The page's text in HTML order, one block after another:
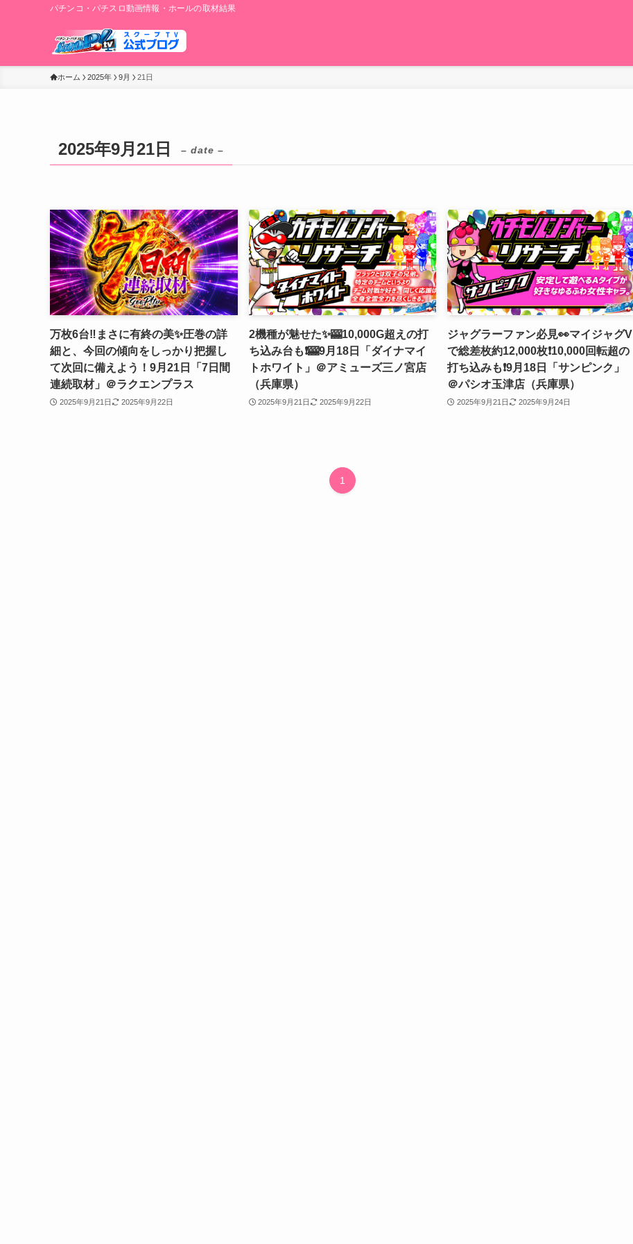
パチンコ・パチスロ動画情報・ホールの取材結果
ホーム 2025年 9月 21日
2025年9月21日 – date –
万枚6台‼️まさに有終の美✨️圧巻の詳
細と、今回の傾向をしっかり把握し
て次回に備えよう！9月21日「7日間
連続取材」＠ラクエンプラス
2025年9月21日 2025年9月22日
2機種が魅せた✨🎰10,000G超えの打
ち込み台も❗️🎰9月18日「ダイナマイ
トホワイト」＠アミューズ三ノ宮店
（兵庫県）
2025年9月21日 2025年9月22日
ジャグラーファン必見👀マイジャグV
で総差枚約12,000枚❗️10,000回転超の
打ち込みも❗️9月18日「サンピンク」
＠パシオ玉津店（兵庫県）
2025年9月21日 2025年9月24日
1